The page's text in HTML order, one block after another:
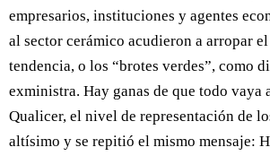
empresarios, instituciones y agentes
al sector cerámico acudieron a arropar
tendencia, o los “brotes verdes”, como
exministra. Hay ganas de que todo vaya
Qualicer, el nivel de representación de
altísimo y se repitió el mismo mensaje: